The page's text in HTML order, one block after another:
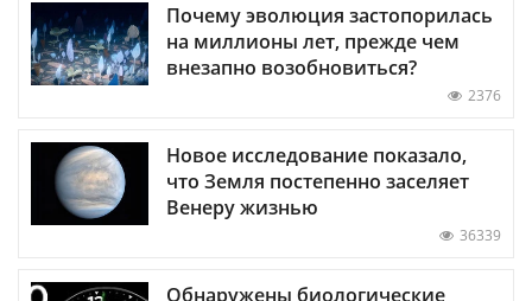
Почему эволюция застопорилась
на миллионы лет, прежде чем
внезапно возобновиться?
2376
Новое исследование показало,
что Земля постепенно заселяет
Венеру жизнью
36339
Обнаружены биологические